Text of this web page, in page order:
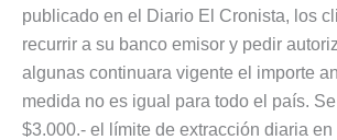
publicado en el Diario El Cronista, los
recurrir a su banco emisor y pedir
algunas continuara vigente el importe
medida no es igual para todo el país.
$3.000.- el límite de extracción diaria